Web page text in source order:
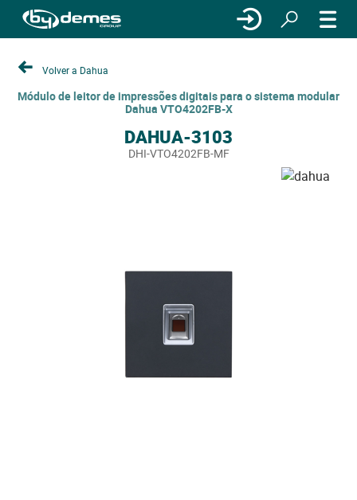
Volver a Dahua
Módulo de leitor de impressões digitais para o sistema modular
Dahua VTO4202FB-X
DAHUA-3103
DHI-VTO4202FB-MF